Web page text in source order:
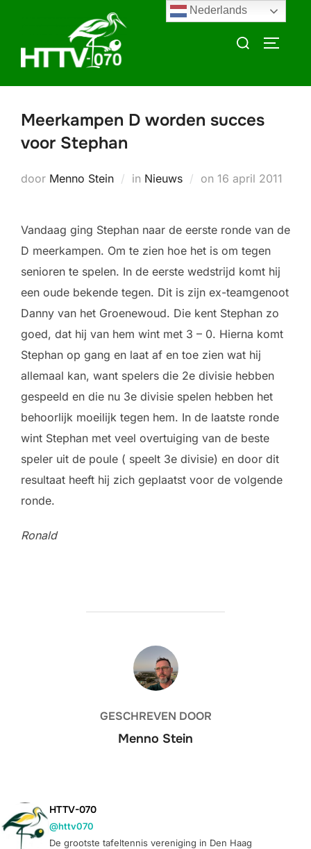
inhoud
Zoek
Meerkampen D worden succes
voor Stephan
door Menno Stein in Nieuws on Geplaatst
16 april 2011
Vandaag ging Stephan naar de eerste ronde van de
D meerkampen. Om te zien hoe het is om tegen
senioren te spelen. In de eerste wedstrijd komt hij
een oude bekende tegen. Dit is zijn ex-teamgenoot
Danny van het Groenewoud. Die kent Stephan zo
goed, dat hij van hem wint met 3 – 0. Hierna komt
Stephan op gang en laat af en toe zien wat hij
allemaal kan, want spelers die 2e divisie hebben
gespeeld en die nu 3e divisie spelen hebben het
behoorlijk moeilijk tegen hem. In de laatste ronde
wint Stephan met veel overtuiging van de beste
speler uit de poule ( speelt 3e divisie) en door dit
resultaat heeft hij zich geplaatst voor de volgende
ronde.
Ronald
BERICHTAUTEUR
GESCHREVEN DOOR
Menno Stein
HTTV-070
@httv070
De grootste tafeltennis vereniging in Den Haag
Nederlands